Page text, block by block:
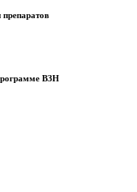
препаратов
ВЗН